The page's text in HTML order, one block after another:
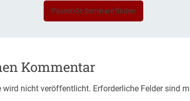
Passende Seminare finden
Kommentar
wird nicht veröffentlicht. Erforderliche Felder sind